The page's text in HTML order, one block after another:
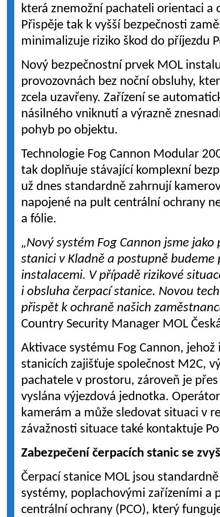
která znemožní pachateli orientaci a
Přispěje tak k vyšší bezpečnosti
minimalizuje riziko škod do příjezdu
Nový bezpečnostní prvek MOL
provozovnách bez noční obsluhy,
zcela uzavřeny. Zařízení se
násilného vniknutí a výrazně
pohyb po objektu.
Technologie Fog Cannon Modular
tak doplňuje stávající komplexní
už dnes standardně zahrnují
napojené na pult centrální ochrany
a fólie.
„Nový systém Fog Cannon jsme
stanici v Kladně a postupně
instalacemi. V případě rizikové
i obsluha čerpací stanice. Novou
přispět k ochraně našich
Country Security Manager MOL
Aktivace systému Fog Cannon,
stanicích zajišťuje společnost M2C,
pachatele v prostoru, zároveň je
vyslána výjezdová jednotka.
kamerám a může sledovat situaci v
závažnosti situace také kontaktuje
Zabezpečení čerpacích stanic se
Čerpací stanice MOL jsou
systémy, poplachovými zařízeními a
centrální ochrany (PCO), který